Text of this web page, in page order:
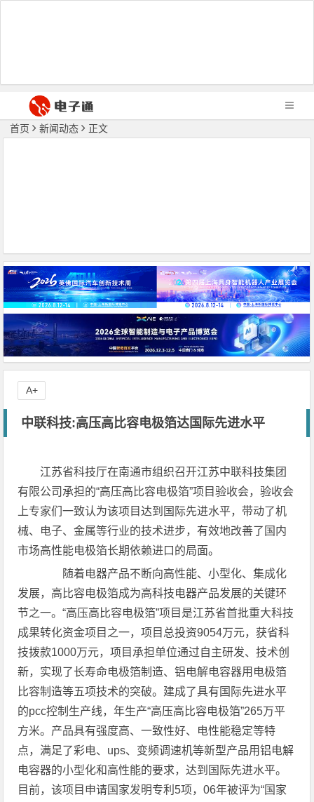
首页 新闻动态 正文
中联科技:高压高比容电极箔达国际先进水平
江苏省科技厅在南通市组织召开江苏中联科技集团
有限公司承担的“高压高比容电极箔”项目验收会，验收会
上专家们一致认为该项目达到国际先进水平，带动了机
械、电子、金属等行业的技术进步，有效地改善了国内
市场高性能电极箔长期依赖进口的局面。
随着电器产品不断向高性能、小型化、集成化
发展，高比容电极箔成为高科技电器产品发展的关键环
节之一。“高压高比容电极箔”项目是江苏省首批重大科技
成果转化资金项目之一，项目总投资9054万元，获省科
技拨款1000万元，项目承担单位通过自主研发、技术创
新，实现了长寿命电极箔制造、铝电解电容器用电极箔
比容制造等五项技术的突破。建成了具有国际先进水平
的pcc控制生产线，年生产“高压高比容电极箔”265万平
方米。产品具有强度高、一致性好、电性能稳定等特
点，满足了彩电、ups、变频调速机等新型产品用铝电解
电容器的小型化和高性能的要求，达到国际先进水平。
目前，该项目申请国家发明专利5项，06年被评为“国家
A+